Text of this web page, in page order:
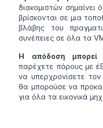
διακομιστών σημαίνει
βρίσκονται σε μια
βλάβης του
συνέπειες σε όλα τα
Η απόδοση μπορεί
παρέχετε πόρους με
να υπερχρονίσετε τον
θα μπορούσε να
για όλα τα εικονικά